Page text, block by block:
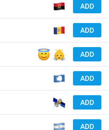
ADD
ADD
ADD
ADD
ADD
ADD